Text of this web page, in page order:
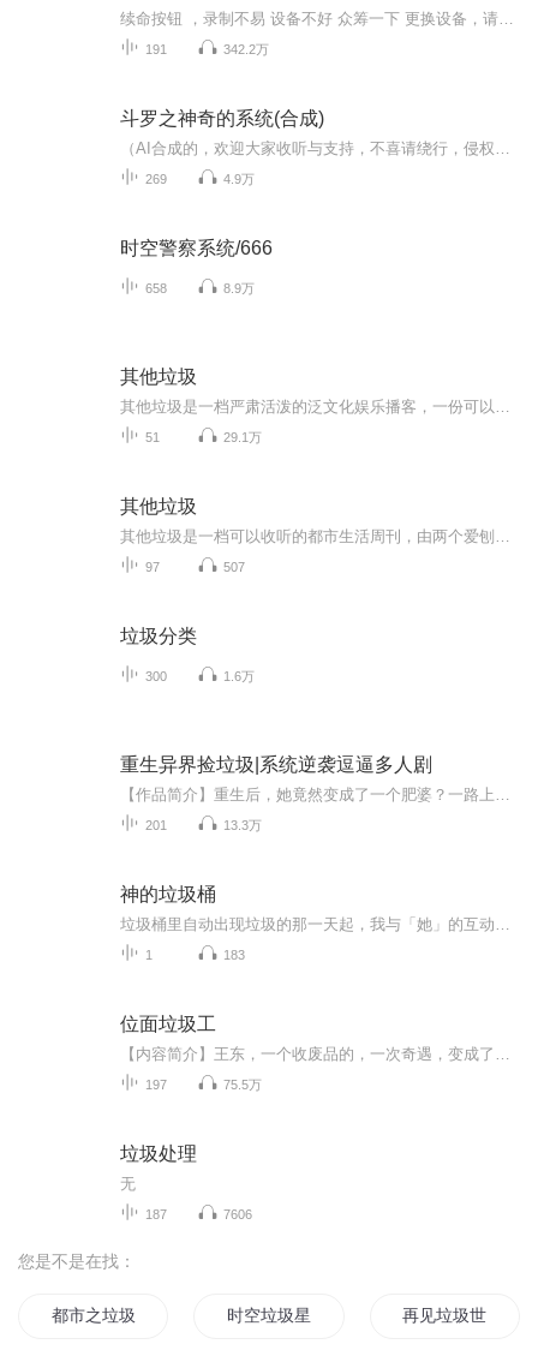
191 342.2万
斗罗之神奇的系统(合成)
269 4.9万
时空警察系统/666
658 8.9万
其他垃圾
51 29.1万
其他垃圾
97 507
垃圾分类
300 1.6万
重生异界捡垃圾|系统逆袭逗逼多人剧
201 13.3万
神的垃圾桶
1 183
位面垃圾工
197 75.5万
垃圾处理
无
187 7606
您是不是在找：
都市之垃圾王 时空垃圾星 再见垃圾世界